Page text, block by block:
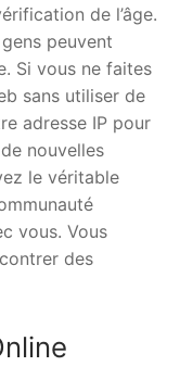
de l’âge.
peuvent
Si vous ne faites
sans utiliser de
adresse IP pour
nouvelles
le véritable
vous. Vous
des